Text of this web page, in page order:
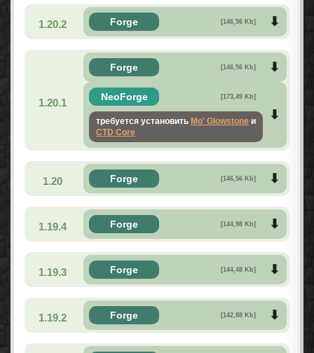
1.20.2 Forge [146,56 Kb]
1.20.1
Forge [146,56 Kb]
NeoForge [173,49 Kb]
требуется установить Mo' Glowstone и
CTD Core
1.20 Forge [146,56 Kb]
1.19.4 Forge [144,98 Kb]
1.19.3 Forge [144,48 Kb]
1.19.2 Forge [142,88 Kb]